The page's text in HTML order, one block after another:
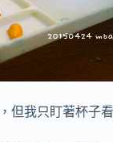
但我只盯著杯子